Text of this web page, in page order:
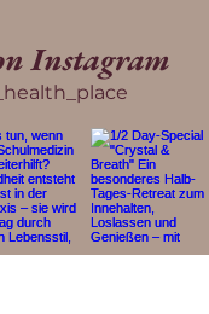
Instagram